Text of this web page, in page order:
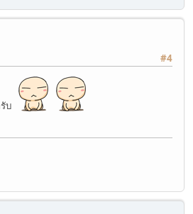
#4
บ